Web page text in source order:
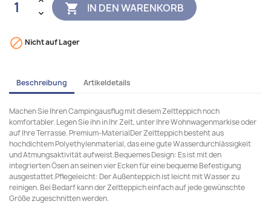
 IN DEN WARENKORB
 Nicht auf Lager
Beschreibung Artikeldetails
Machen Sie Ihren Campingausflug mit diesem Zeltteppich noch
komfortabler. Legen Sie ihn in Ihr Zelt, unter Ihre Wohnwagenmarkise oder
auf Ihre Terrasse. Premium-MaterialDer Zeltteppich besteht aus
hochdichtem Polyethylenmaterial, das eine gute Wasserdurchlässigkeit
und Atmungsaktivität aufweist.Bequemes Design: Es ist mit den
integrierten Ösen an seinen vier Ecken für eine bequeme Befestigung
ausgestattet.Pflegeleicht: Der Außenteppich ist leicht mit Wasser zu
reinigen. Bei Bedarf kann der Zeltteppich einfach auf jede gewünschte
Größe zugeschnitten werden.